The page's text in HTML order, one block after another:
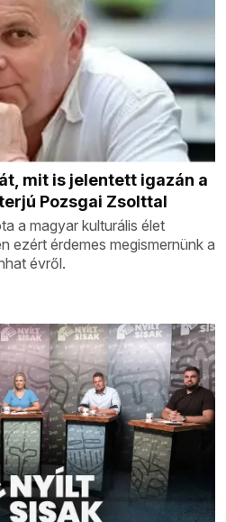
mit is jelentett igazán a
Pozsgai Zsolttal
a magyar kulturális élet
ezért érdemes megismernünk a
évről.